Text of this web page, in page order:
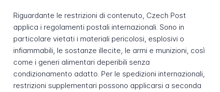
Riguardante le restrizioni di contenuto, Czech Post
applica i regolamenti postali internazionali. Sono in
particolare vietati i materiali pericolosi, esplosivi o
infiammabili, le sostanze illecite, le armi e munizioni, così
come i generi alimentari deperibili senza
condizionamento adatto. Per le spedizioni internazionali,
restrizioni supplementari possono applicarsi a seconda